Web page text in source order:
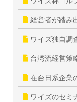
経営者が踏み
ワイズ独自
台湾流経営策
在台日系企業
ワイズのセミ